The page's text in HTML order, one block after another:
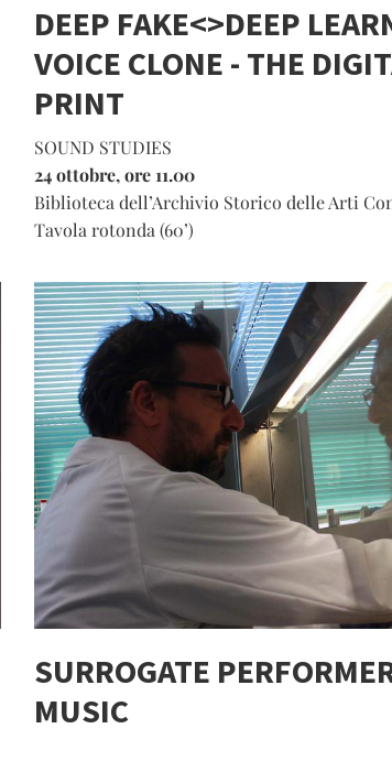
DEEP FAKE<>DEEP
VOICE CLONE - THE
PRINT
SOUND STUDIES
24 ottobre, ore 11.00
Biblioteca dell’Archivio Storico delle Arti
Tavola rotonda (60’)
SURROGATE
MUSIC